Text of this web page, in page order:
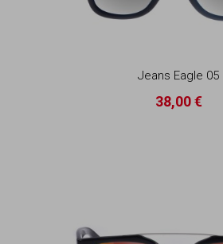
Jeans Eagle 05
38,00 €